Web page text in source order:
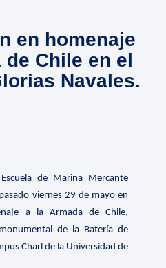
en homenaje
de Chile en el
Navales.
de Marina Mercante
viernes 29 de mayo en
a la Armada de Chile,
de la Batería de
Charl de la Universidad de